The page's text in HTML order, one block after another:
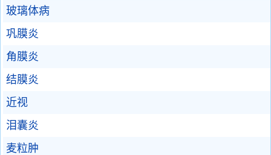
玻璃体病
巩膜炎
角膜炎
结膜炎
近视
泪囊炎
麦粒肿